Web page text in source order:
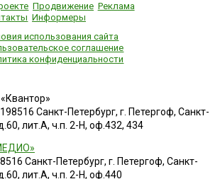
Продвижение Реклама
Информеры
использования сайта
соглашение
конфиденциальности
Санкт-Петербург, г. Петергоф, Санкт-
лит.А, ч.п. 2-Н, оф.432, 434
Санкт-Петербург, г. Петергоф, Санкт-
лит.А, ч.п. 2-Н, оф.440